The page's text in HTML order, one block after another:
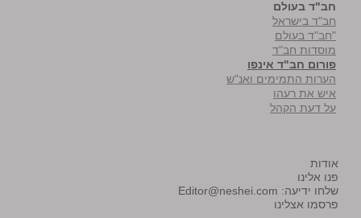
חב"ד בעולם
חב"ד בישראל
"חב"ד בעולם
מוסדות חב"ד
פורום חב"ד אינפו
הערות התמימים ואנ"ש
איש את רעהו
על דעת הקהל
אודות
פנו אלינו
שלחו ידיעה: Editor@neshei.com
פרסמו אצלינו